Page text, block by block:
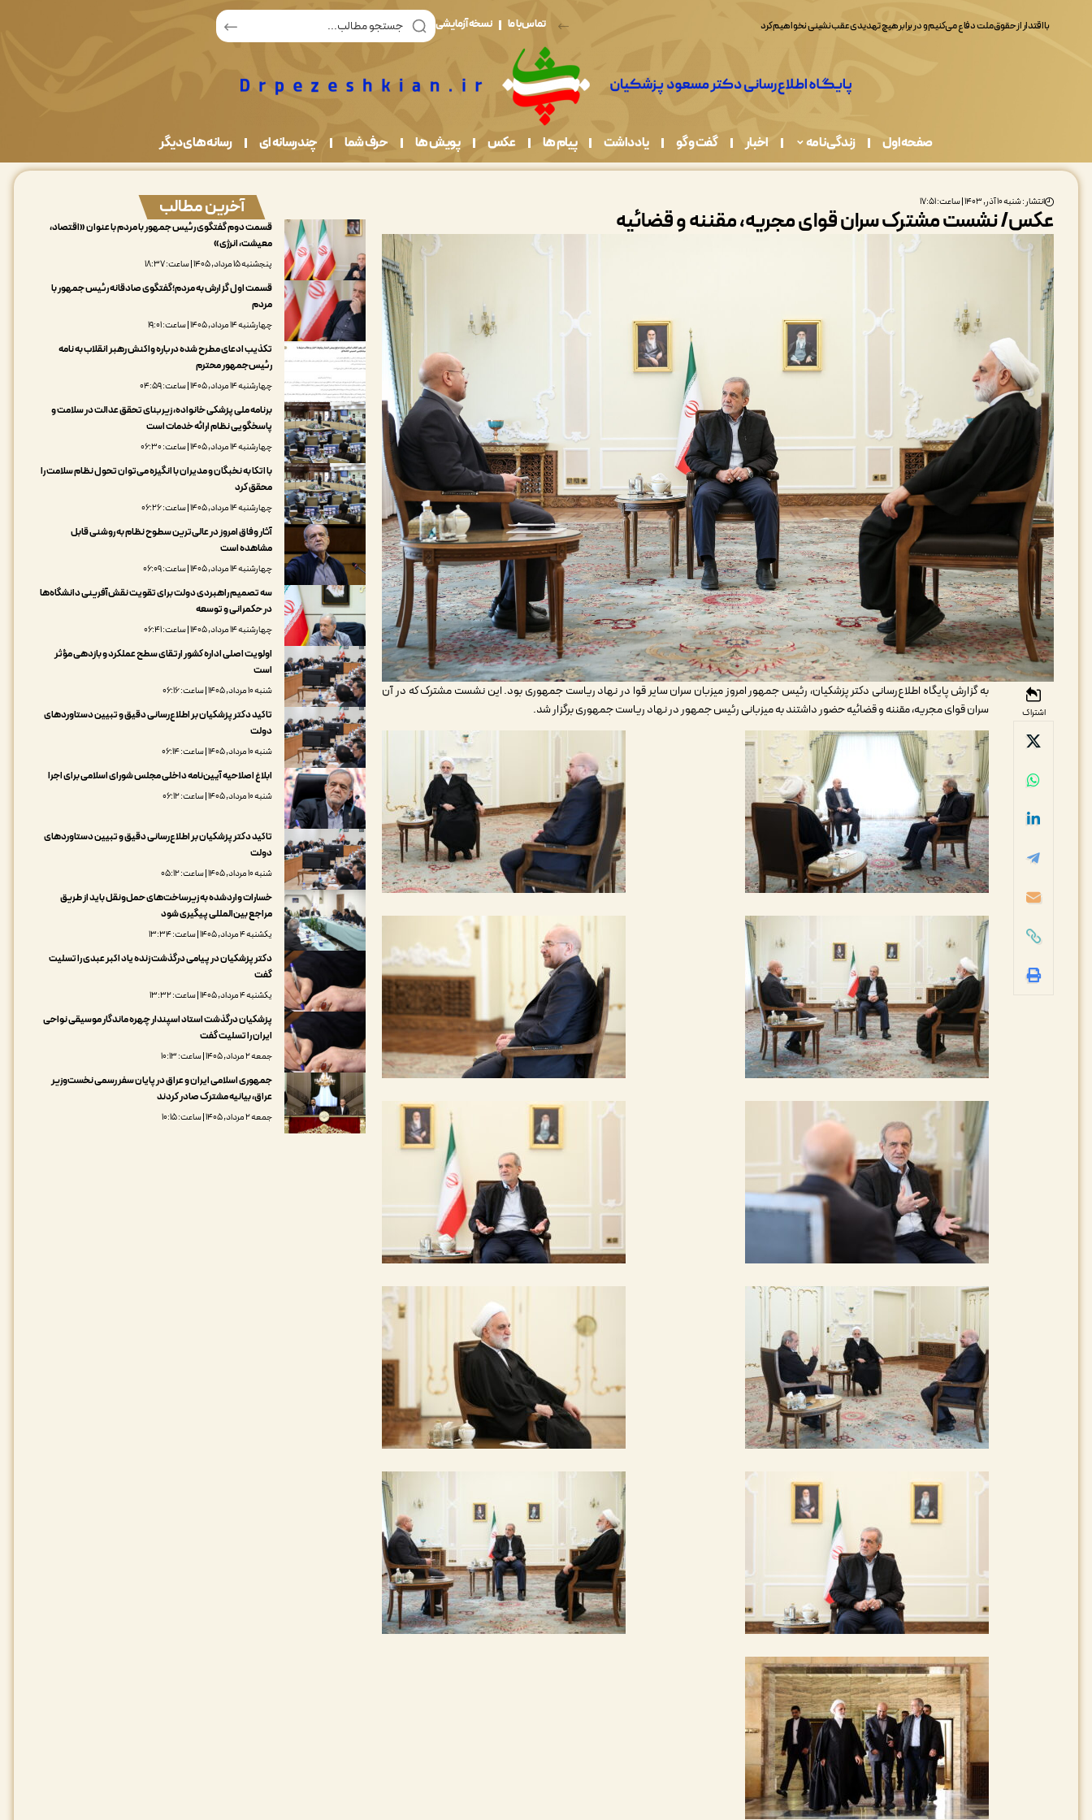
با اقتدار از حقوق ملت دفاع می‌کنیم و در برابر هیچ تهدیدی عقب‌نشینی نخواهیم کرد تماس با ما نسخه آزمایشی
صفحه اول زندگی نامه اخبار گفت و گو یادداشت پیام ها عکس پویش ها حرف شما چندرسانه ای رسانه های دیگر
انتشار : شنبه ۱۰ آذر, ۱۴۰۳ | ساعت: ۱۷:۵۱
عکس/ نشست مشترک سران قوای مجریه، مقننه و قضائیه
اشتراک
به گزارش پایگاه اطلاع‌رسانی دکتر پزشکیان، رئیس جمهور امروز میزبان سران سایر قوا در نهاد ریاست جمهوری بود. این نشست مشترک که در آن
سران قوای مجریه، مقننه و قضائیه حضور داشتند به میزبانی رئیس جمهور در نهاد ریاست جمهوری برگزار شد.
آخرین مطالب
قسمت دوم گفتگوی رئیس جمهور با مردم با عنوان «اقتصاد،
معیشت، انرژی»
پنجشنبه ۱۵ مرداد, ۱۴۰۵ | ساعت: ۱۸:۳۷
قسمت اول گزارش به مردم؛گفتگوی صادقانه رئیس جمهور با
مردم
چهارشنبه ۱۴ مرداد, ۱۴۰۵ | ساعت: ۱۹:۰۱
تکذیب ادعای مطرح شده درباره واکنش رهبر انقلاب به نامه
رئیس‌جمهور محترم
چهارشنبه ۱۴ مرداد, ۱۴۰۵ | ساعت: ۰۴:۵۹
برنامه ملی پزشکی خانواده، زیربنای تحقق عدالت در سلامت و
پاسخگویی نظام ارائه خدمات است
چهارشنبه ۱۴ مرداد, ۱۴۰۵ | ساعت: ۰۶:۳۰
با اتکا به نخبگان و مدیران با انگیزه می‌توان تحول نظام سلامت را
محقق کرد
چهارشنبه ۱۴ مرداد, ۱۴۰۵ | ساعت: ۰۶:۲۶
آثار وفاق امروز در عالی‌ترین سطوح نظام به روشنی قابل
مشاهده است
چهارشنبه ۱۴ مرداد, ۱۴۰۵ | ساعت: ۰۶:۰۹
سه تصمیم راهبردی دولت برای تقویت نقش‌آفرینی دانشگاه‌ها
در حکمرانی و توسعه
چهارشنبه ۱۴ مرداد, ۱۴۰۵ | ساعت: ۰۶:۴۱
اولویت اصلی اداره کشور ارتقای سطح عملکرد و بازدهی مؤثر
است
شنبه ۱۰ مرداد, ۱۴۰۵ | ساعت: ۰۶:۱۶
تاکید دکتر پزشکیان بر اطلاع‌رسانی دقیق و تبیین دستاوردهای
دولت
شنبه ۱۰ مرداد, ۱۴۰۵ | ساعت: ۰۶:۱۴
ابلاغ اصلاحیه آیین‌نامه داخلی مجلس شورای اسلامی برای اجرا
شنبه ۱۰ مرداد, ۱۴۰۵ | ساعت: ۰۶:۱۲
تاکید دکتر پزشکیان بر اطلاع‌رسانی دقیق و تبیین دستاوردهای
دولت
شنبه ۱۰ مرداد, ۱۴۰۵ | ساعت: ۰۵:۱۲
خسارات واردشده به زیرساخت‌های حمل‌ونقل باید از طریق
مراجع بین‌المللی پیگیری شود
یکشنبه ۴ مرداد, ۱۴۰۵ | ساعت: ۱۳:۳۴
دکتر پزشکیان در پیامی درگذشت زنده یاد اکبر عبدی را تسلیت
گفت
یکشنبه ۴ مرداد, ۱۴۰۵ | ساعت: ۱۳:۳۲
پزشکیان درگذشت استاد اسپندار چهره ماندگار موسیقی نواحی
ایران را تسلیت گفت
جمعه ۲ مرداد, ۱۴۰۵ | ساعت: ۱۰:۱۳
جمهوری اسلامی ایران و عراق در پایان سفر رسمی نخست‌وزیر
عراق، بیانیه مشترک صادر کردند
جمعه ۲ مرداد, ۱۴۰۵ | ساعت: ۱۰:۱۵